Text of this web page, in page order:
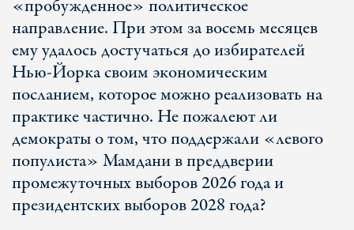
«пробужденное» политическое
направление. При этом за восемь месяцев
ему удалось достучаться до избирателей
Нью-Йорка своим экономическим
посланием, которое можно реализовать на
практике частично. Не пожалеют ли
демократы о том, что поддержали «левого
популиста» Мамдани в преддверии
промежуточных выборов 2026 года и
президентских выборов 2028 года?